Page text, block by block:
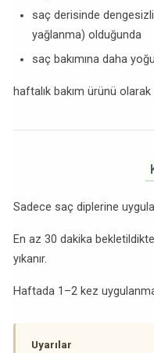
saç derisinde
yağlanma) olduğunda
saç bakımına daha
haftalık bakım ürünü olarak
Sadece saç diplerine
En az 30 dakika
yıkanır.
Haftada 1–2 kez
Uyarılar